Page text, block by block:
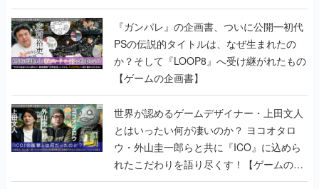
書】
『ガンパレ』の企画書、ついに公開━初代
PSの伝説的タイトルは、なぜ生まれたの
か？そして『LOOP8』へ受け継がれたもの
【ゲームの企画書】
世界が認めるゲームデザイナー・上田文人
とはいったい何が凄いのか？ ヨコオタロ
ウ・外山圭一郎らと共に『ICO』に込めら
れたこだわりを語り尽くす！【ゲームの企
画書】